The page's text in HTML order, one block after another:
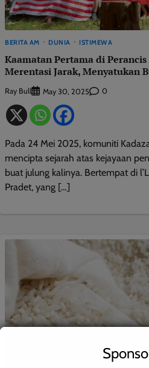
BERITA AM DUNIA ISTIMEWA
Kaamatan Pertama di
Merentasi Jarak, Menyatukan
Ray Bull May 30, 2025 0
Pada 24 Mei 2025, komuniti
mencipta sejarah atas kejayaan
buat julung kalinya. Bertempat di
Pradet, yang […]